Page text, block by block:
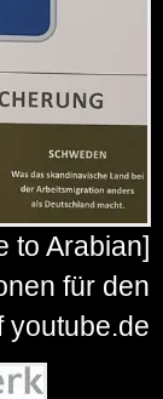
für den
youtube.de